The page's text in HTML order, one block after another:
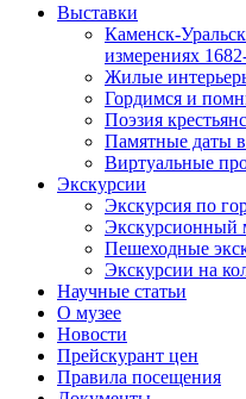
Выставки
Каменск-
измерениях
Жилые
Гордимся и
Поэзия
Памятные даты
Виртуальные
Экскурсии
Экскурсия по
Экскурсионный
Пешеходные
Экскурсии на
Научные статьи
О музее
Новости
Прейскурант цен
Правила посещения